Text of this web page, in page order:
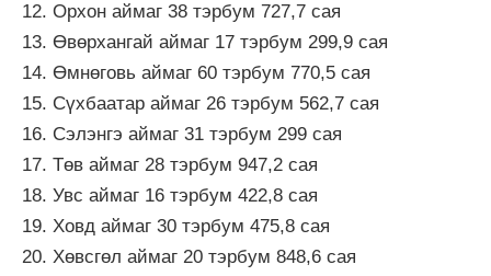
Орхон аймаг 38 тэрбум 727,7 сая
Өвөрхангай аймаг 17 тэрбум 299,9 сая
Өмнөговь аймаг 60 тэрбум 770,5 сая
Сүхбаатар аймаг 26 тэрбум 562,7 сая
Сэлэнгэ аймаг 31 тэрбум 299 сая
Төв аймаг 28 тэрбум 947,2 сая
Увс аймаг 16 тэрбум 422,8 сая
Ховд аймаг 30 тэрбум 475,8 сая
Хөвсгөл аймаг 20 тэрбум 848,6 сая